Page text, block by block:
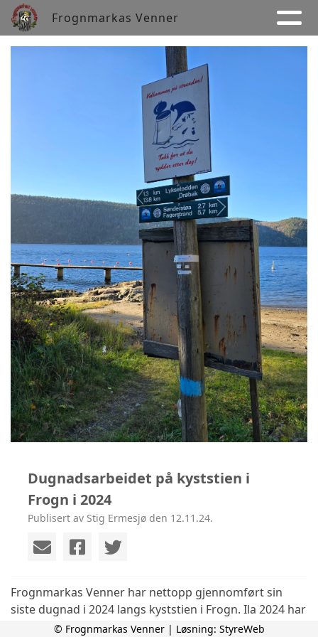
Frognmarkas Venner
Dugnadsarbeidet på kyststien i
Frogn i 2024
Publisert av Stig Ermesjø den 12.11.24.
Frognmarkas Venner har nettopp gjennomført sin
siste dugnad i 2024 langs kyststien i Frogn. Ila 2024 har
det blitt ryddet, merket og skiltet en kyststi trasé fra
© Frognmarkas Venner | Løsning: StyreWeb